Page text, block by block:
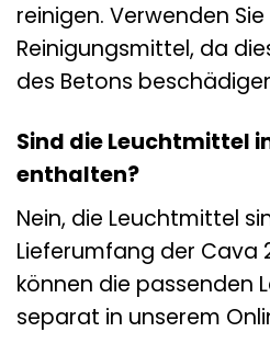
reinigen. Verwenden
Reinigungsmittel, da
des Betons
Sind die Leuchtmittel
enthalten?
Nein, die Leuchtmittel
Lieferumfang der Cava
können die passenden
separat in unserem